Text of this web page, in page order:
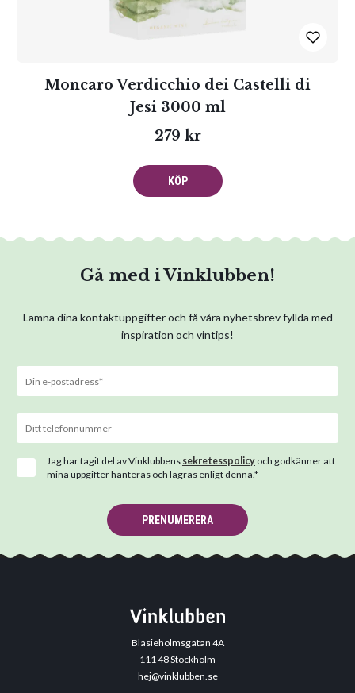
Moncaro Verdicchio dei Castelli di
Jesi 3000 ml
279 kr
KÖP
Gå med i Vinklubben!
Lämna dina kontaktuppgifter och få våra nyhetsbrev fyllda med
inspiration och vintips!
Jag har tagit del av Vinklubbens sekretesspolicy och godkänner att
mina uppgifter hanteras och lagras enligt denna.*
PRENUMERERA
Blasieholmsgatan 4A
111 48 Stockholm
hej@vinklubben.se